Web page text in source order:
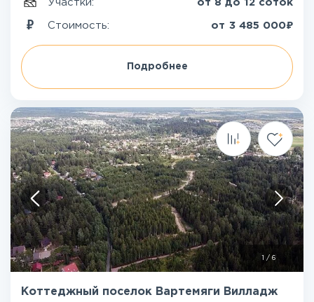
Участки: от 8 до 12 соток
Стоимость: от 3 485 000₽
Подробнее
/ 6
Коттеджный поселок Вартемяги Вилладж